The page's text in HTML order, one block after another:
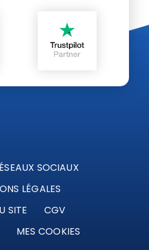
SOCIAUX
LÉGALES
SITE
CGV
MES COOKIES